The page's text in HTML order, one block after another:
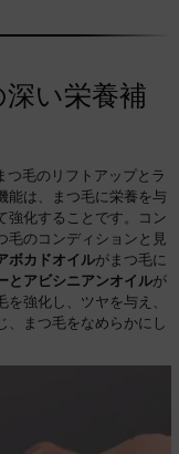
い栄養補
つ毛のリフトアップとラ
能は、まつ毛に栄養を与
強化することです。コン
毛のコンディションと見
ボカドオイルがまつ毛に
とアビシニアンオイルが
強化し、ツヤを与え、
、まつ毛をなめらかにし